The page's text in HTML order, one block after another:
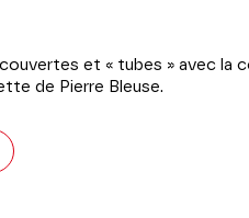
et « tubes » avec la
de Pierre Bleuse.